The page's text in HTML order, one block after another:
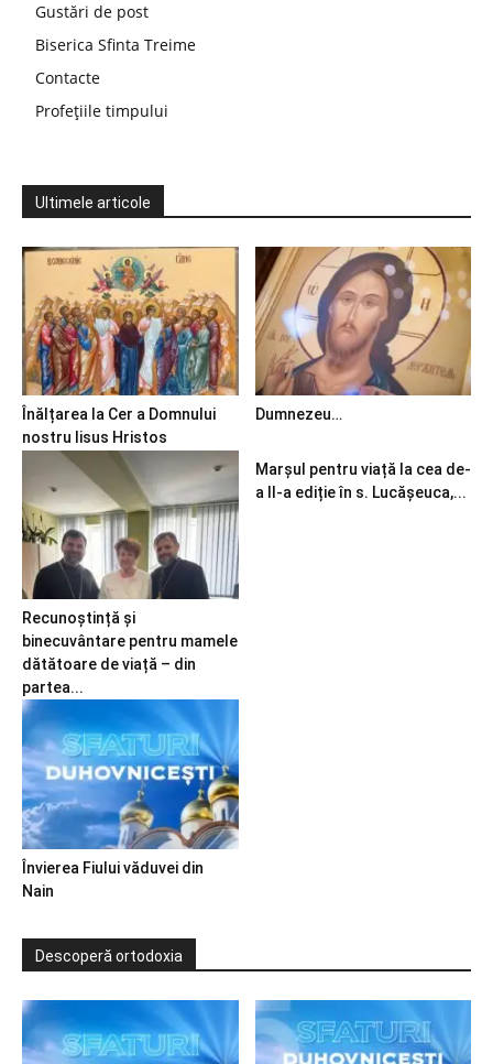
Gustări de post
Biserica Sfinta Treime
Contacte
Profețiile timpului
Ultimele articole
Înălțarea la Cer a Domnului
nostru Iisus Hristos
Dumnezeu…
Recunoștință și
binecuvântare pentru mamele
dătătoare de viață – din
partea...
Marșul pentru viață la cea de-
a II-a ediție în s. Lucășeuca,...
Învierea Fiului văduvei din
Nain
Descoperă ortodoxia